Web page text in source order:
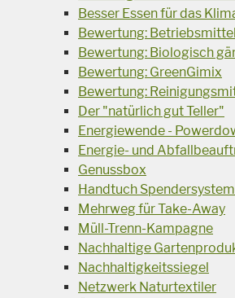
Besser Essen für das
Bewertung: Betriebsmittel
Bewertung: Biologisch
Bewertung: GreenGimix
Bewertung:
Der "natürlich gut Teller"
Energiewende -
Energie- und
Genussbox
Handtuch
Mehrweg für Take-Away
Müll-Trenn-Kampagne
Nachhaltige
Nachhaltigkeitssiegel
Netzwerk Naturtextiler